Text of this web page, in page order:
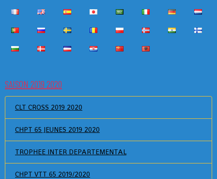
SAISON 2019 2020
CLT CROSS 2019 2020
CHPT 65 JEUNES 2019 2020
TROPHEE INTER DEPARTEMENTAL
CHPT VTT 65 2019/2020